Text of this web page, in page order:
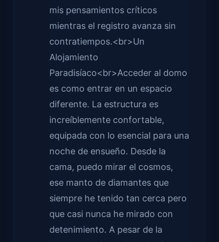
mis pensamientos críticos
mientras el registro avanza sin
contratiempos.<br>Un
Alojamiento
Paradisíaco<br>Acceder al domo
es como entrar en un espacio
diferente. La estructura es
increíblemente confortable,
equipada con lo esencial para una
noche de ensueño. Desde la
cama, puedo mirar el cosmos,
ese manto de diamantes que
siempre he tenido tan cerca pero
que casi nunca he mirado con
detenimiento. A pesar de la